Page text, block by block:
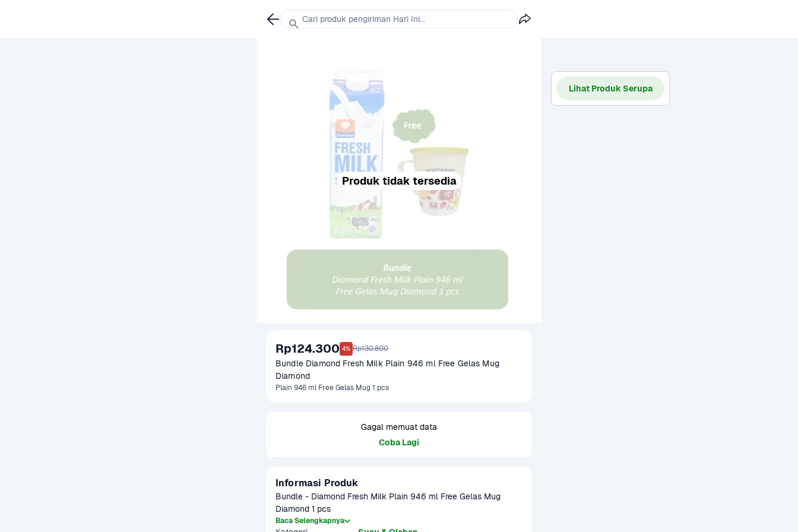
Produk tidak tersedia
Rp124.300 4% Rp130.800
Bundle Diamond Fresh Milk Plain 946 ml Free Gelas Mug
Diamond
Plain 946 ml Free Gelas Mug 1 pcs
Gagal memuat data
Coba Lagi
Informasi Produk
Bundle - Diamond Fresh Milk Plain 946 ml Free Gelas Mug
Diamond 1 pcs
Baca Selengkapnya
Lihat Produk Serupa
Cari produk pengiriman Hari Ini...